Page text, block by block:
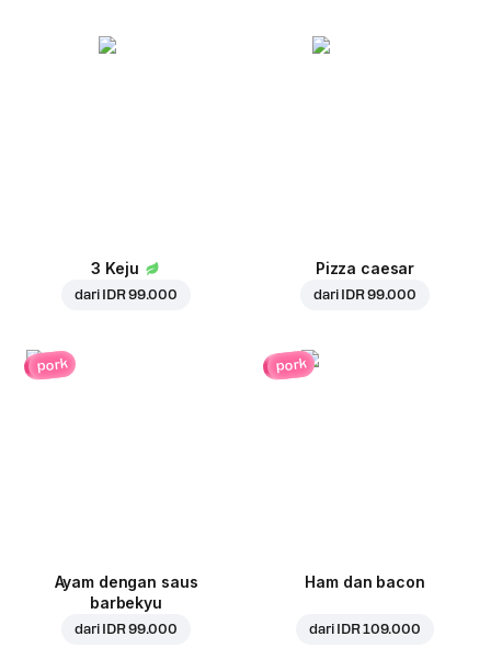
3 Keju
dari IDR 99.000
Pizza caesar
dari IDR 99.000
pork
Ayam dengan saus
barbekyu
dari IDR 99.000
pork
Ham dan bacon
dari IDR 109.000